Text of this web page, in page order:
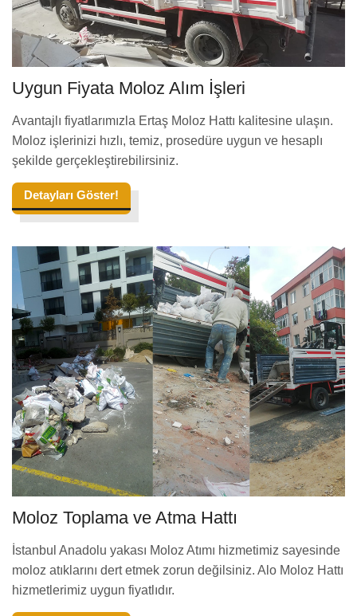
Uygun Fiyata Moloz Alım İşleri
Avantajlı fiyatlarımızla Ertaş Moloz Hattı kalitesine ulaşın.
Moloz işlerinizi hızlı, temiz, prosedüre uygun ve hesaplı
şekilde gerçekleştirebilirsiniz.
Detayları Göster!
Moloz Toplama ve Atma Hattı
İstanbul Anadolu yakası Moloz Atımı hizmetimiz sayesinde
moloz atıklarını dert etmek zorun değilsiniz. Alo Moloz Hattı
hizmetlerimiz uygun fiyatlıdır.